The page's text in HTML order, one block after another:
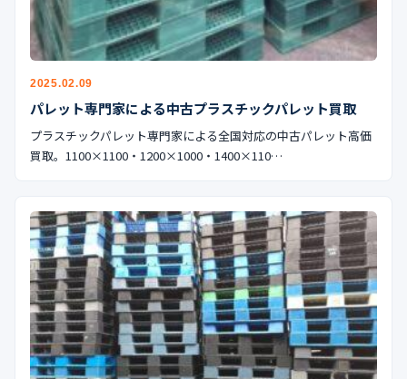
2025.02.09
パレット専門家による中古プラスチックパレット買取
プラスチックパレット専門家による全国対応の中古パレット高価
買取。1100×1100・1200×1000・1400×110…